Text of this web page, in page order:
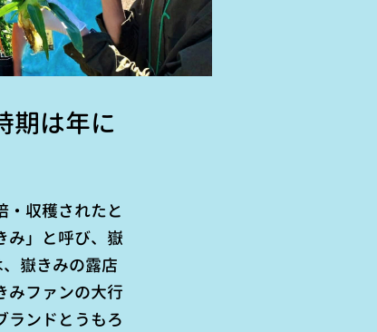
期は年に
・収穫されたと
み」と呼び、嶽
嶽きみの露店
みファンの大行
ランドとうもろ